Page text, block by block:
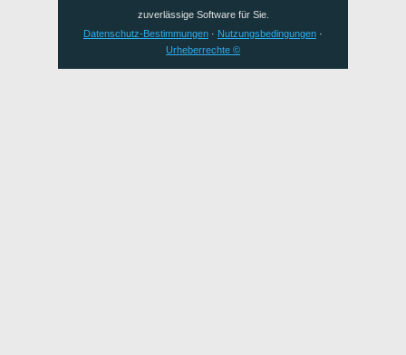
zuverlässige Software für Sie.
Datenschutz-Bestimmungen · Nutzungsbedingungen ·
Urheberrechte ©